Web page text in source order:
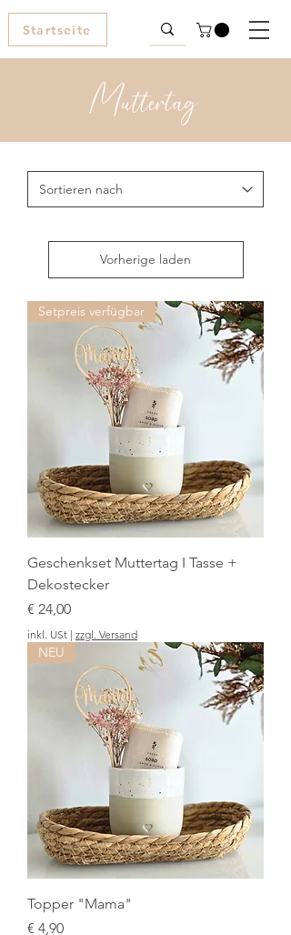
Startseite
Muttertag
Vorherige laden
Setpreis verfügbar
Geschenkset Muttertag I Tasse +
Dekostecker
Preis
€ 24,00
inkl. USt | zzgl. Versand
NEU
Topper "Mama"
Preis
€ 4,90